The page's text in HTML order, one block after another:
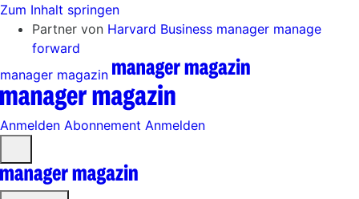
Zum Inhalt springen
Partner von Harvard Business manager manage
forward
manager magazin
Anmelden Abonnement Anmelden
öffnen